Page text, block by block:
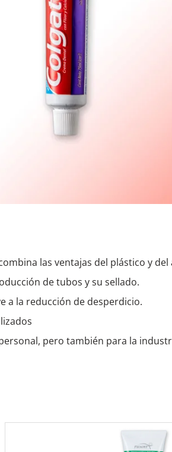
las ventajas del plástico y del
de tubos y su sellado.
a la reducción de desperdicio.
pero también para la